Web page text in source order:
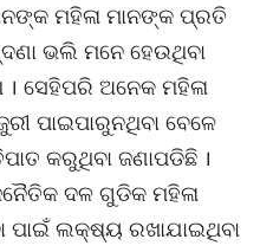
ମହିଳା ମାନଙ୍କ ପ୍ରତି
ଭଲି ମନେ ହେଉଥିବା
ସେହିପରି ଅନେକ ମହିଳା
ପାଇପାରୁନଥିବା ବେଳେ
କରୁଥିବା ଜଣାପଡିଛି ।
ଦଳ ଗୁଡିକ ମହିଳା
ପାଇଁ ଲକ୍ଷ୍ୟ ରଖାଯାଇଥିବା